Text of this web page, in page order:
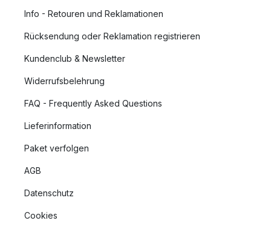
Info - Retouren und Reklamationen
Rücksendung oder Reklamation registrieren
Kundenclub & Newsletter
Widerrufsbelehrung
FAQ - Frequently Asked Questions
Lieferinformation
Paket verfolgen
AGB
Datenschutz
Cookies